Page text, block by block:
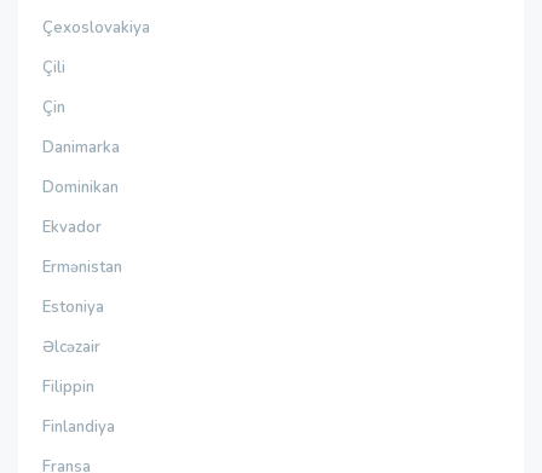
Çexoslovakiya
Çili
Çin
Danimarka
Dominikan
Ekvador
Ermənistan
Estoniya
Əlcəzair
Filippin
Finlandiya
Fransa